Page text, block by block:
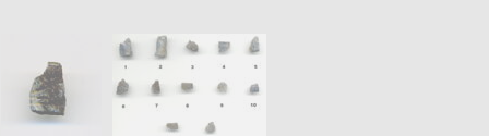
SKIP IMAGE CAROUSEL